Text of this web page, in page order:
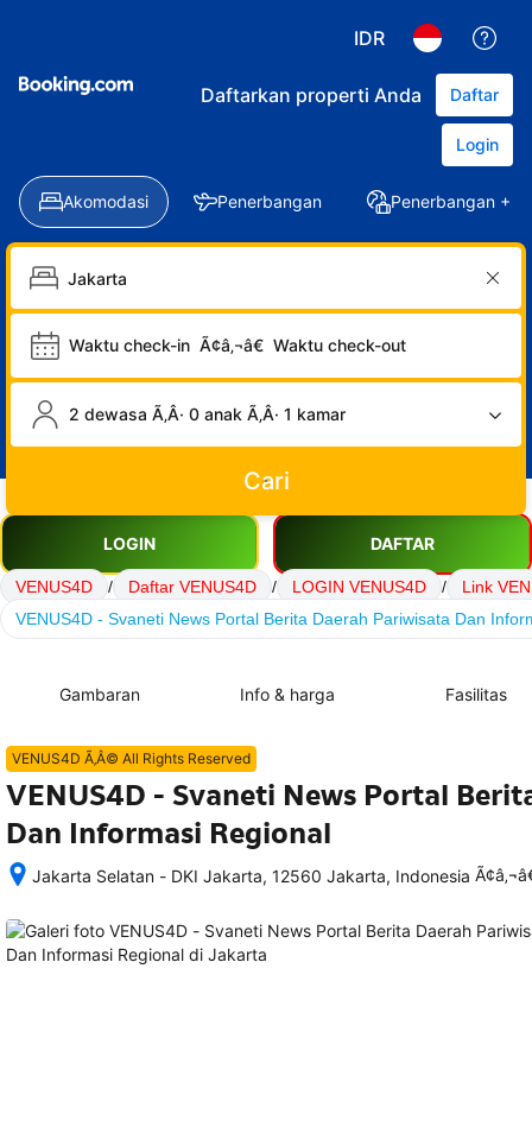
IDR
Daftarkan properti Anda Daftar
Login
Akomodasi Penerbangan Penerbangan +
Waktu check-in Ã¢â‚¬â€ Waktu check-out
2 dewasa Ã‚Â· 0 anak Ã‚Â· 1 kamar
Cari
LOGIN DAFTAR
VENUS4D / Daftar VENUS4D / LOGIN VENUS4D /
Link
VENUS4D - Svaneti News Portal Berita Daerah Pariwisata Dan
Gambaran Info & harga Fasilitas
VENUS4D Ã‚Â© All Rights Reserved
VENUS4D - Svaneti News Portal
Dan Informasi Regional
Jakarta Selatan - DKI Jakarta, 12560 Jakarta, Indonesia
memesan,
semua